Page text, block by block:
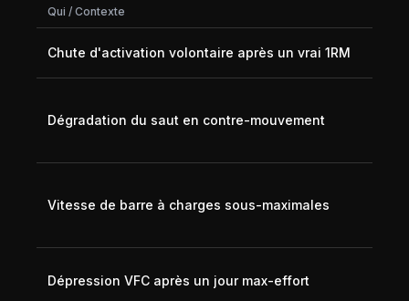
Qui / Contexte
Chute d'activation volontaire après un vrai 1RM
Dégradation du saut en contre-mouvement
Vitesse de barre à charges sous-maximales
Dépression VFC après un jour max-effort